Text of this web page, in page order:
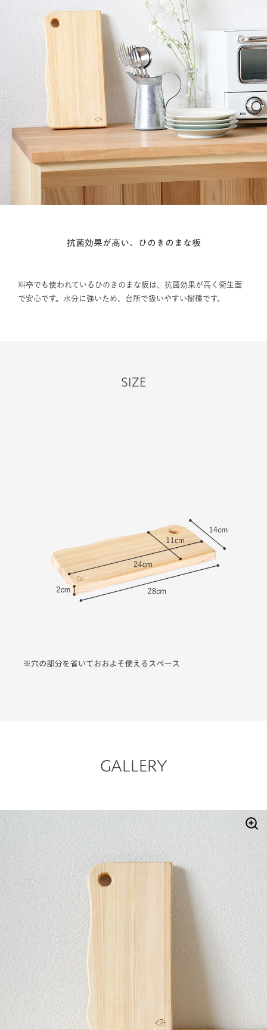
抗菌効果が高い、ひのきのまな板
料亭でも使われているひのきのまな板は、抗菌効果が高く衛生面
で安心です。水分に強いため、台所で扱いやすい樹種です。
SIZE
GALLERY